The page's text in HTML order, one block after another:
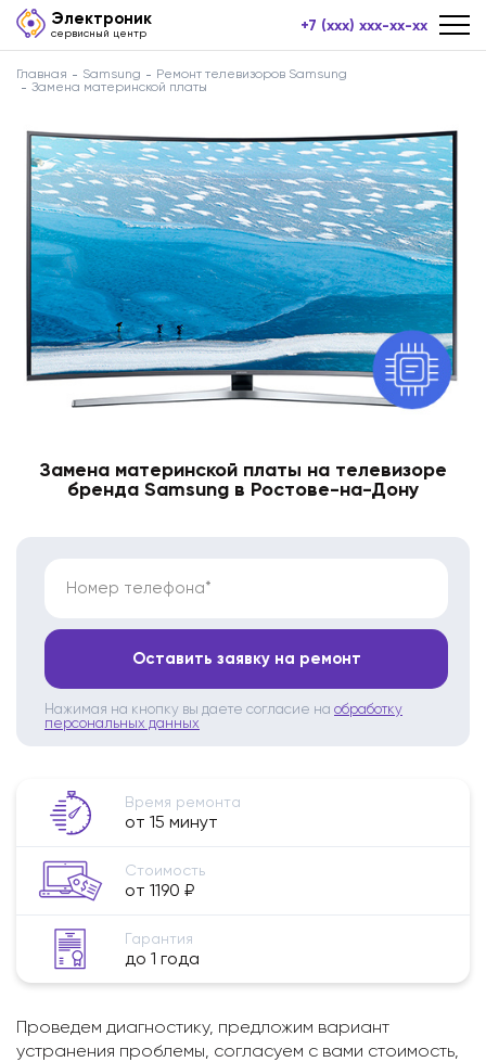
Электроник
сервисный центр +7 (xxx) xxx-xx-xx
Главная Samsung
Ремонт телевизоров Samsung
Замена материнской платы
Замена материнской платы на телевизоре
бренда Samsung в Ростове-на-Дону
Номер телефона*
Оставить заявку на ремонт
Нажимая на кнопку вы даете согласие на обработку
персональных данных
Время ремонта
от 15 минут
Стоимость
от 1190 ₽
Гарантия
до 1 года
Проведем диагностику, предложим вариант
устранения проблемы, согласуем с вами стоимость,